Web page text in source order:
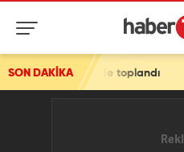
SON DAKİKA